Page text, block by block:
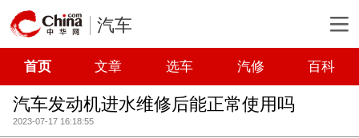
汽车
首页 文章 选车 汽修 百科
汽车发动机进水维修后能正常使用吗
2023-07-17 16:18:55